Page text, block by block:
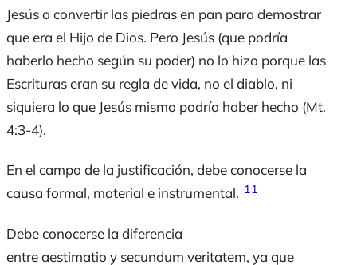
Jesús a convertir las piedras en pan para demostrar
que era el Hijo de Dios. Pero Jesús (que podría
haberlo hecho según su poder) no lo hizo porque las
Escrituras eran su regla de vida, no el diablo, ni
siquiera lo que Jesús mismo podría haber hecho (Mt.
4:3-4).
En el campo de la justificación, debe conocerse la
causa formal, material e instrumental. 11
Debe conocerse la diferencia
entreaestimatio y secundum veritatem, ya que